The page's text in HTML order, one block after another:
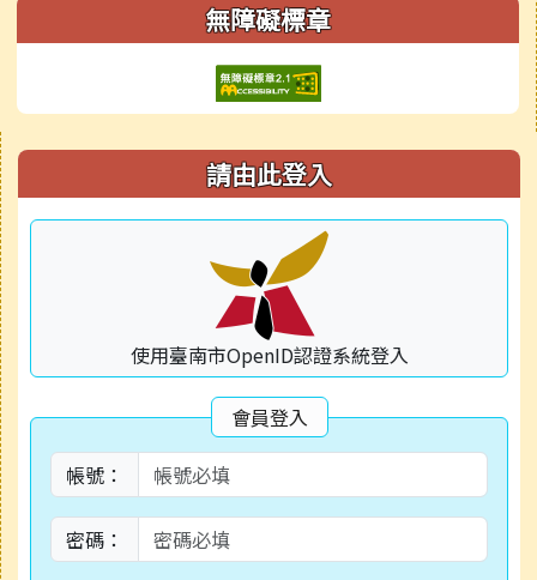
無障礙標章
右邊區域內容 請由此登入
使用臺南市OpenID認證系統登入
會員登入
帳號：
密碼：